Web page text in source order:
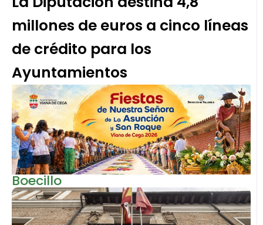
millones de euros a cinco líneas
de crédito para los
Ayuntamientos
Boecillo